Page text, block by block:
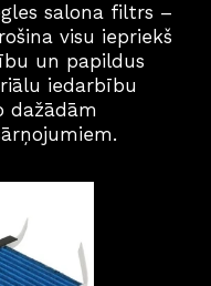
salona filtrs –
visu iepriekš
un papildus
iedarbību